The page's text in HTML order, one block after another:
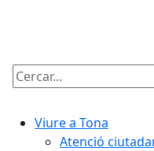
Cercar:
Viure a Tona
Atenció